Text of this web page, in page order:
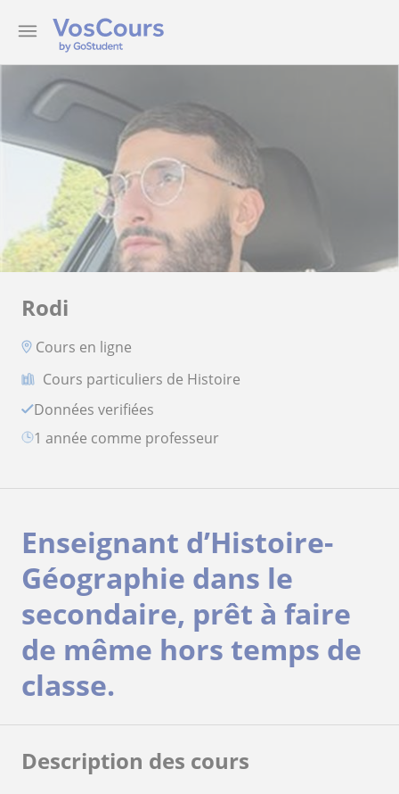
Rodi
Cours en ligne
Cours particuliers de Histoire
Données verifiées
1 année comme professeur
Enseignant d’Histoire-
Géographie dans le
secondaire, prêt à faire
de même hors temps de
classe.
Description des cours